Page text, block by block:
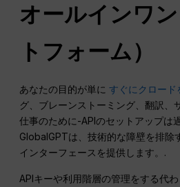
オールインワ
トフォーム）
あなたの目的が単にすぐにクロード
グ、ブレーンストーミング、翻訳、
仕事のために-APIのセットアップは
GlobalGPTは、技術的な障壁を排除
インターフェースを提供します。.
APIキーや利用階層の管理をする代